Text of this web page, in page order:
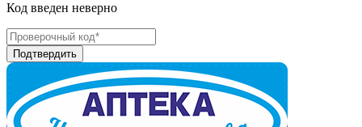
Код введен неверно